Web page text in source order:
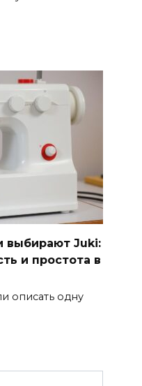
выбирают Juki:
и простота в
описать одну